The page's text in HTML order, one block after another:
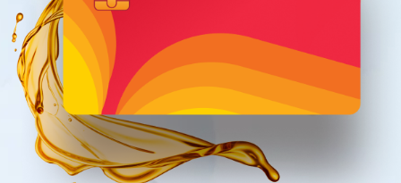
Статьи
Цена бензина и ДТ
Личный кабинет
Карта АЗС
Получить консультацию